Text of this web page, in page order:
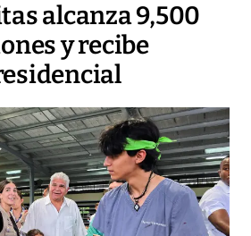
alcanza 9,500
y recibe